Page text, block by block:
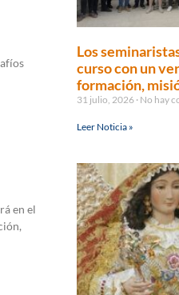
en el
Los
curso con un
formación,
31 julio, 2026 No hay
Leer Noticia »